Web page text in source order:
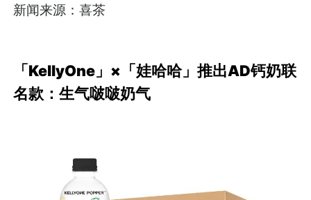
新闻来源：喜茶
「KellyOne」×「娃哈哈」推出AD钙奶联
名款：生气啵啵奶气